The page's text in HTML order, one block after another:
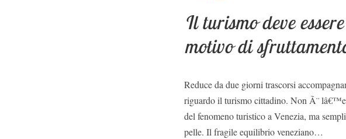
Il turismo deve
motivo di
Reduce da due giorni trascorsi
riguardo il turismo cittadino. Non Ã¨
del fenomeno turistico a Venezia, ma
pelle. Il fragile equilibrio veneziano…